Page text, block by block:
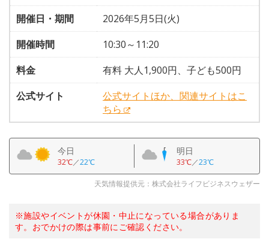
開催日・期間
2026年5月5日(火)
開催時間
10:30～11:20
料金
有料 大人1,900円、子ども500円
公式サイト
公式サイトほか、関連サイトはこ
ちら
今日
32℃／22℃
明日
33℃／23℃
天気情報提供元：株式会社ライフビジネスウェザー
※施設やイベントが休園・中止になっている場合がありま
す。おでかけの際は事前にご確認ください。